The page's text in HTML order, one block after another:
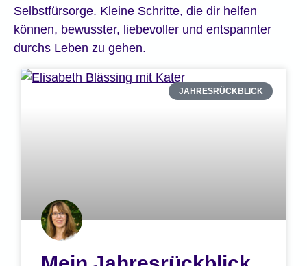
Selbstfürsorge. Kleine Schritte, die dir helfen
können, bewusster, liebevoller und entspannter
durchs Leben zu gehen.
JAHRESRÜCKBLICK